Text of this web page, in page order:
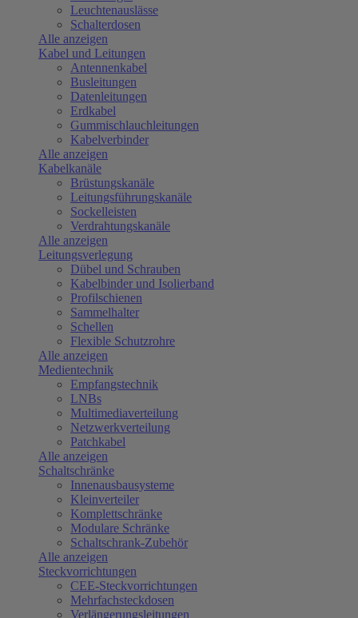
Leuchtenauslässe
Schalterdosen
Alle anzeigen
Kabel und Leitungen
Antennenkabel
Busleitungen
Datenleitungen
Erdkabel
Gummischlauchleitungen
Kabelverbinder
Alle anzeigen
Kabelkanäle
Brüstungskanäle
Leitungsführungskanäle
Sockelleisten
Verdrahtungskanäle
Alle anzeigen
Leitungsverlegung
Dübel und Schrauben
Kabelbinder und Isolierband
Profilschienen
Sammelhalter
Schellen
Flexible Schutzrohre
Alle anzeigen
Medientechnik
Empfangstechnik
LNBs
Multimediaverteilung
Netzwerkverteilung
Patchkabel
Alle anzeigen
Schaltschränke
Innenausbausysteme
Kleinverteiler
Komplettschränke
Modulare Schränke
Schaltschrank-Zubehör
Alle anzeigen
Steckvorrichtungen
CEE-Steckvorrichtungen
Mehrfachsteckdosen
Verlängerungsleitungen